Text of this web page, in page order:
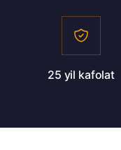
25 yil kafolat